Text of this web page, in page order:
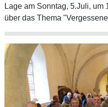
Lage am Sonntag, 5.Juli, um
über das Thema